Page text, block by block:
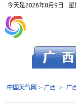
今天是2026年8月9日 星
中国天气网 > 广西 > 广